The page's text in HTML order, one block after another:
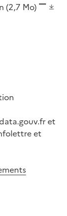
(2,7 Mo)
et
et